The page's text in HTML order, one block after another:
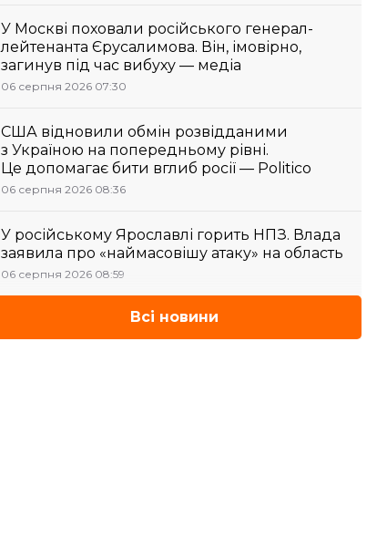
У Москві поховали російського генерал-
лейтенанта Єрусалимова. Він, імовірно,
загинув під час вибуху — медіа
06 серпня 2026 07:30
США відновили обмін розвідданими
з Україною на попередньому рівні.
Це допомагає бити вглиб росії — Politico
06 серпня 2026 08:36
У російському Ярославлі горить НПЗ. Влада
заявила про «наймасовішу атаку» на область
06 серпня 2026 08:59
Всі новини